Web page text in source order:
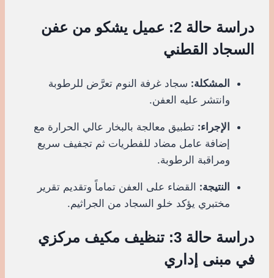
دراسة حالة 2: عميل يشكو من عفن
السجاد القطني
المشكلة: سجاد غرفة النوم تعرَّض للرطوبة
وانتشر عليه العفن.
الإجراء: تطبيق معالجة بالبخار عالي الحرارة مع
إضافة عامل مضاد للفطريات ثم تجفيف سريع
ومراقبة الرطوبة.
النتيجة: القضاء على العفن تماماً وتقديم تقرير
مختبري يؤكد خلو السجاد من الجراثيم.
دراسة حالة 3: تنظيف مكيف مركزي
في مبنى إداري